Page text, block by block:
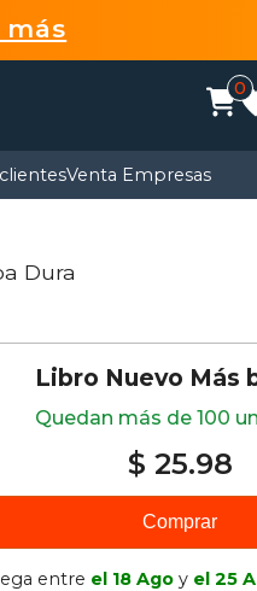
más
0
Venta Empresas
Dura
Libro Nuevo Más
Quedan más de 100
$ 25.98
Comprar
entre el 18 Ago y el 25